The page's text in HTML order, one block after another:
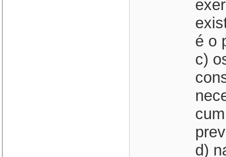
é o
c)
d)